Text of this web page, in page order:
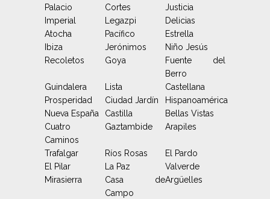
Palacio
Cortes
Justicia
Imperial
Legazpi
Delicias
Atocha
Pacífico
Estrella
Ibiza
Jerónimos
Niño Jesús
Recoletos
Goya
Fuente del
Berro
Guindalera
Lista
Castellana
Prosperidad
Ciudad Jardín
Hispanoamérica
Nueva España
Castilla
Bellas Vistas
Cuatro
Caminos
Gaztambide Arapiles
Trafalgar Ríos Rosas
El Pardo
El Pilar
La Paz
Valverde
Mirasierra
Casa de
Campo
Argüelles